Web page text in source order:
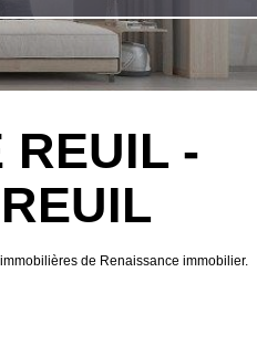
-
de Renaissance immobilier.